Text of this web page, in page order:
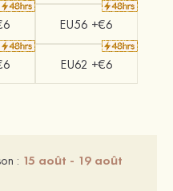
EU56 +€6
EU62 +€6
: 15 août - 19 août